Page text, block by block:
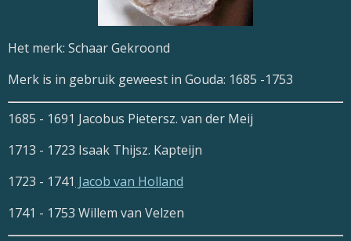
Het merk: Schaar Gekroond
Merk is in gebruik geweest in Gouda: 1685 -1753
1685 - 1691 Jacobus Pietersz. van der Meij
1713 - 1723 Isaak Thijsz. Kapteijn
1723 - 1741 Jacob van Holland
1741 - 1753 Willem van Velzen